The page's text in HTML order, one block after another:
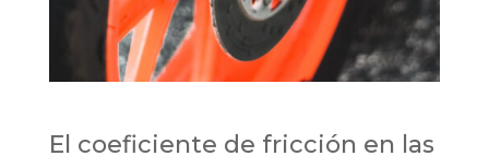
El coeficiente de fricción en las